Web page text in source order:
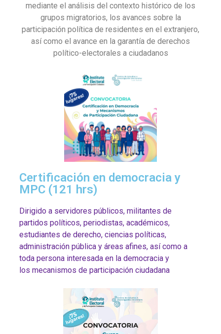
mediante el análisis del contexto histórico de los
grupos migratorios, los avances sobre la
participación política de residentes en el extranjero,
así como el avance en la garantía de derechos
político-electorales a ciudadanos
Certificación en democracia y
MPC (121 hrs)
Dirigido a servidores públicos, militantes de
partidos políticos, periodistas, académicos,
estudiantes de derecho, ciencias políticas,
administración pública y áreas afines, así como a
toda persona interesada en la democracia y
los mecanismos de participación ciudadana